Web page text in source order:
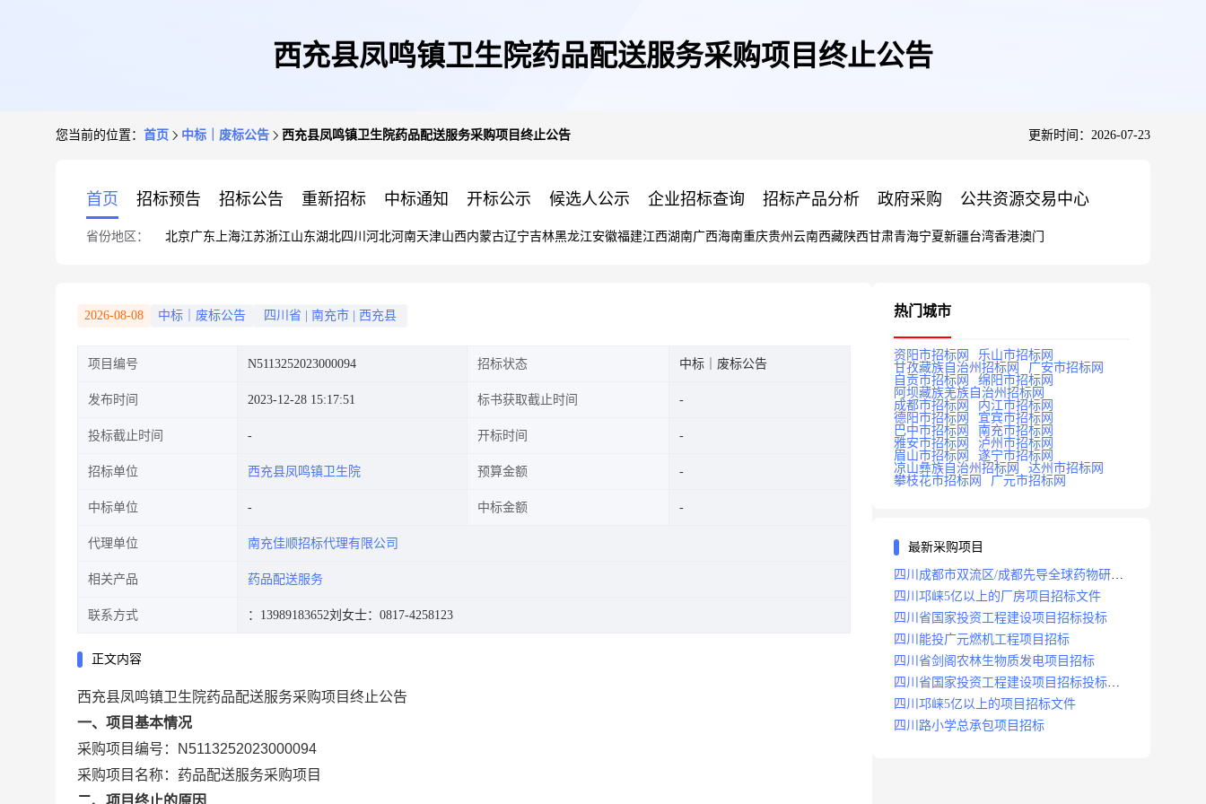
西充县凤鸣镇卫生院药品配送服务采购项目终止公告
您当前的位置： 首页 中标｜废标公告 西充县凤鸣镇卫生院药品配送服务采购项目终止公告 更新时间：2026-07-23
首页 招标预告 招标公告 重新招标 中标通知 开标公示 候选人公示 企业招标查询 招标产品分析 政府采购 公共资源交易中心
省份地区： 北京广东 上海江苏浙江山东湖北四川 河北河南天津山西内蒙古辽宁吉林黑龙江安徽福建江西湖南广西海南重庆贵州 云南西藏陕西甘肃青海宁夏新疆台湾香港澳门
2026-08-08 中标｜废标公告 四川省 南充市 西充县
项目编号 N5113252023000094 招标状态 中标｜废标公告
发布时间 2023-12-28 15:17:51 标书获取截止时间
投标截止时间 开标时间
招标单位 西充县凤鸣镇卫生院 预算金额
中标单位 中标金额
代理单位 南充佳顺招标代理有限公司
相关产品 药品配送服务
联系方式 ：13989183652刘女士：0817-4258123
正文内容
西充县凤鸣镇卫生院药品配送服务采购项目终止公告
一、项目基本情况
采购项目编号：N5113252023000094
采购项目名称：药品配送服务采购项目
二、项目终止的原因
热门城市
资阳市招标网
乐山市招标网
甘孜藏族自治州招标网
广安市招标网
自贡市招标网
绵阳市招标网
阿坝藏族羌族自治州招标网
成都市招标网
内江市招标网
德阳市招标网
宜宾市招标网
巴中市招标网
南充市招标网
雅安市招标网
泸州市招标网
眉山市招标网
遂宁市招标网
凉山彝族自治州招标网
达州市招标网
攀枝花市招标网
广元市招标网
最新采购项目
四川成都市双流区/成都先导全球药物研发
生产基地(一期)(dj)项目招标标段
四川邛崃5亿以上的厂房项目招标文件
四川省国家投资工程建设项目招标投标
四川能投广元燃机工程项目招标
四川省剑阁农林生物质发电项目招标
四川省国家投资工程建设项目招标投标
2008年版
四川邛崃5亿以上的项目招标文件
四川路小学总承包项目招标